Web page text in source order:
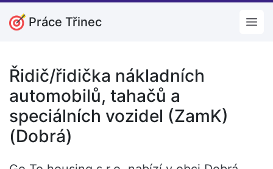
Práce Třinec
Řidič/řidička nákladních
automobilů, tahačů a
speciálních vozidel (ZamK)
(Dobrá)